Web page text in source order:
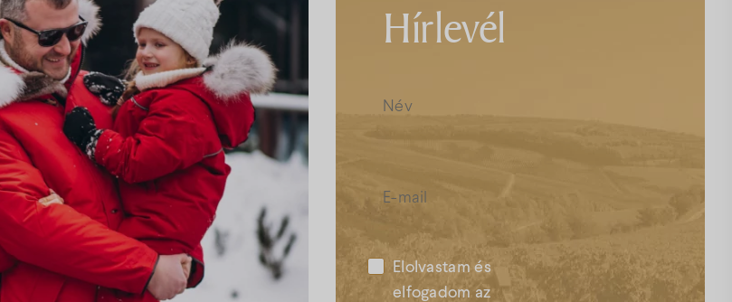
Hírlevél
Elolvastam és
elfogadom az